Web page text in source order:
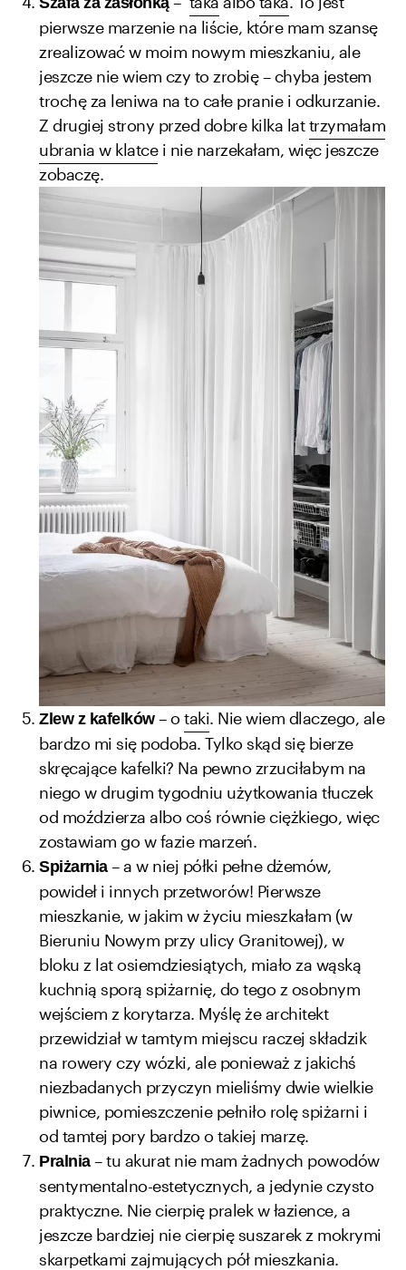
pierwsze marzenie na liście, które mam szansę
zrealizować w moim nowym mieszkaniu, ale
jeszcze nie wiem czy to zrobię – chyba jestem
trochę za leniwa na to całe pranie i odkurzanie.
Z drugiej strony przed dobre kilka lattrzymałam
ubrania w klatcei nie narzekałam, więc jeszcze
zobaczę.
Zlew z kafelków– o taki. Nie wiem dlaczego, ale
bardzo mi się podoba. Tylko skąd się bierze
skręcające kafelki? Na pewno zrzuciłabym na
niego w drugim tygodniu użytkowania tłuczek
od moździerza albo coś równie ciężkiego, więc
zostawiam go w fazie marzeń.
Spiżarnia– a w niej półki pełne dżemów,
powideł i innych przetworów! Pierwsze
mieszkanie, w jakim w życiu mieszkałam (w
Bieruniu Nowym przy ulicy Granitowej), w
bloku z lat osiemdziesiątych, miało za wąską
kuchnią sporą spiżarnię, do tego z osobnym
wejściem z korytarza. Myślę że architekt
przewidział w tamtym miejscu raczej składzik
na rowery czy wózki, ale ponieważ z jakichś
niezbadanych przyczyn mieliśmy dwie wielkie
piwnice, pomieszczenie pełniło rolę spiżarni i
od tamtej pory bardzo o takiej marzę.
Pralnia– tu akurat nie mam żadnych powodów
sentymentalno-estetycznych, a jedynie czysto
praktyczne. Nie cierpię pralek w łazience, a
jeszcze bardziej nie cierpię suszarek z mokrymi
skarpetkami zajmujących pół mieszkania.